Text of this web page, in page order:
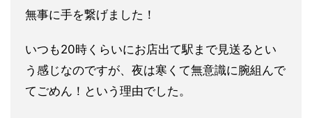
無事に手を繋げました！
いつも20時くらいにお店出て駅まで見送るとい
う感じなのですが、夜は寒くて無意識に腕組んで
てごめん！という理由でした。